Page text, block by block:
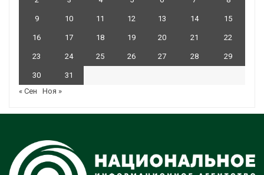
9 10 11 12 13 14 15
16 17 18 19 20 21 22
23 24 25 26 27 28 29
30
31
« Сен
Ноя »